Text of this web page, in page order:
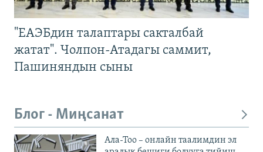
"ЕАЭБдин талаптары сакталбай
жатат". Чолпон-Атадагы саммит,
Пашиняндын сыны
Блог - Миңсанат
Ала-Тоо – онлайн таалимдин эл